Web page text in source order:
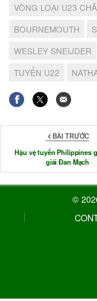
VÒNG LOẠI U23
BOURNEMOUTH
WESLEY SNEIJDER
TUYỂN U22
BÀI TRƯỚC
Hậu vệ tuyển Philippines
giải Đan Mạch
©